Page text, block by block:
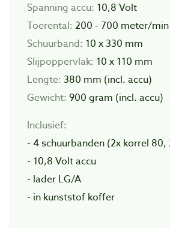
Spanning accu: 10,8 Volt
Toerental: 200 - 700 meter/min
Schuurband: 10 x 330 mm
Slijpoppervlak: 10 x 110 mm
Lengte: 380 mm (incl. accu)
Gewicht: 900 gram (incl. accu)
Inclusief:
- 4 schuurbanden (2x korrel 80,
- 10,8 Volt accu
- lader LG/A
- in kunststof koffer